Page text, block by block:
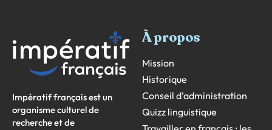
Impératif français est un
organisme culturel de
recherche et de
À propos
Mission
Historique
Conseil d’administration
Quizz linguistique